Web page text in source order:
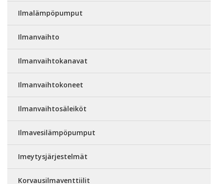
Ilmalämpöpumput
Ilmanvaihto
Ilmanvaihtokanavat
Ilmanvaihtokoneet
Ilmanvaihtosäleiköt
Ilmavesilämpöpumput
Imeytysjärjestelmät
Korvausilmaventtiilit